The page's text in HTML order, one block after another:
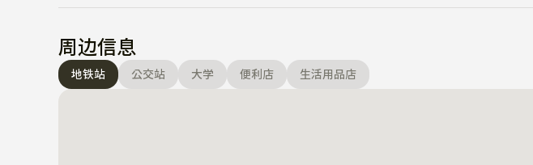
周边信息
地铁站 公交站 大学 便利店 生活用品店